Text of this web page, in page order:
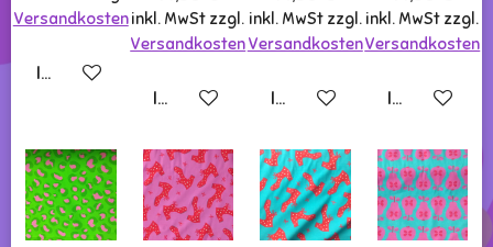
Versandkosten
In den Warenkorb
inkl. MwSt zzgl.
Versandkosten
In den Warenkorb
inkl. MwSt zzgl.
Versandkosten
In den Warenkorb
inkl. MwSt zzgl.
Versandkosten
In den